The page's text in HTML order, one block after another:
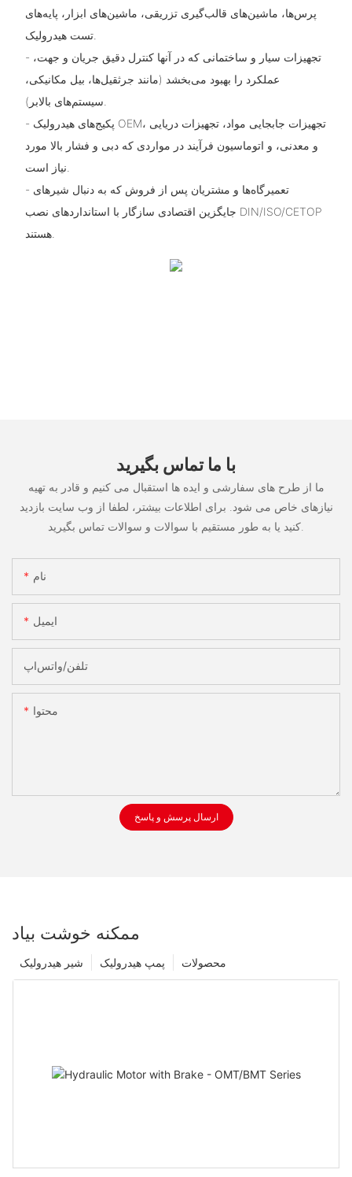
پرس‌ها، ماشین‌های قالب‌گیری تزریقی، ماشین‌های ابزار، پایه‌های
تست هیدرولیک.
- تجهیزات سیار و ساختمانی که در آنها کنترل دقیق جریان و جهت،
عملکرد را بهبود می‌بخشد (مانند جرثقیل‌ها، بیل مکانیکی،
- پکیج‌های هیدرولیک OEM، تجهیزات جابجایی مواد، تجهیزات دریایی
و معدنی، و اتوماسیون فرآیند در مواردی که دبی و فشار بالا مورد
- تعمیرگاه‌ها و مشتریان پس از فروش که به دنبال شیرهای
جایگزین اقتصادی سازگار با استانداردهای نصب DIN/ISO/CETOP
هستند.
با ما تماس بگیرید
ما از طرح های سفارشی و ایده ها استقبال می کنیم و قادر به تهیه
نیازهای خاص می شود. برای اطلاعات بیشتر، لطفا از وب سایت بازدید
نام
ایمیل
تلفن/واتس‌اپ
محتوا
ارسال پرسش و پاسخ
ممکنه خوشت بیاد
محصولات پمپ هیدرولیک شیر هیدرولیک